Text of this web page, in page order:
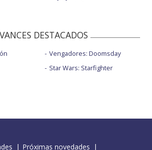
DESTACADOS
Vengadores: Doomsday
Star Wars: Starfighter
Próximas novedades